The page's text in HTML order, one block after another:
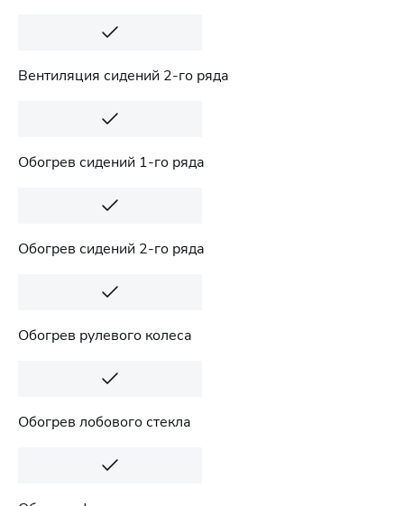
Вентиляция сидений 2-го ряда
Обогрев сидений 1-го ряда
Обогрев сидений 2-го ряда
Обогрев рулевого колеса
Обогрев лобового стекла